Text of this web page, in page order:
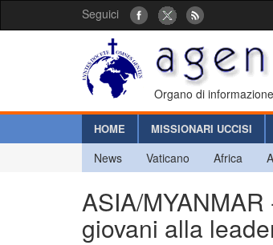
Seguici
Organo di
HOME MISSIONARI UCCISI
News Vaticano Africa
ASIA/
giovani alla